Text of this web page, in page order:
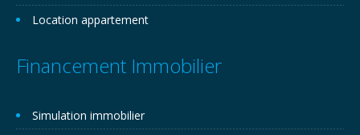
Location appartement
Financement Immobilier
Simulation immobilier